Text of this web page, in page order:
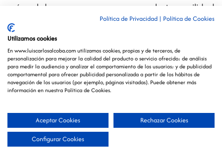
mármol de carrara y muscarnas, en la tranquilidad
del esplendor, en la integración de los edificios y los
jardines.
Como a base depastillaen la azotea de un
restaurante discreto, y me despido de Marrakech
con una doble pena: por despedirme de una ciudad
dejando de gustarme.
Política de Privacidad | Política de Cookies
Utilizamos cookies
En www.luiscarlosalcoba.com utilizamos cookies, propias y de terceros, de
personalización para mejorar la calidad del producto o servicio ofrecido; de análisis
para medir la audiencia y analizar el comportamiento de los usuarios; y de publicidad
comportamental para ofrecer publicidad personalizada a partir de los hábitos de
navegación de los usuarios (por ejemplo, páginas visitadas). Puede obtener más
información en nuestra Política de Cookies.
Aceptar Cookies
Rechazar Cookies
Configurar Cookies